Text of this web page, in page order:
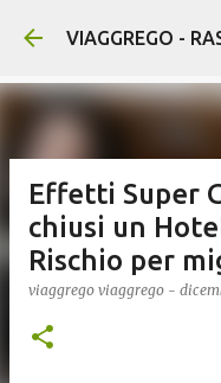
Passa
VIAGGREGO -
Effetti Super
chiusi un
Rischio per
viaggrego viaggrego -